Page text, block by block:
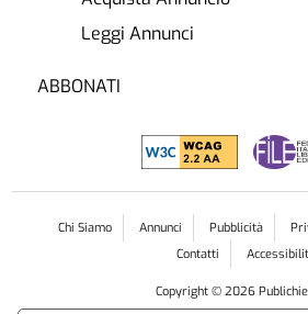
Leggi Annunci
ABBONATI
Chi Siamo Annunci Pubblicità
Contatti
Copyright © 2026